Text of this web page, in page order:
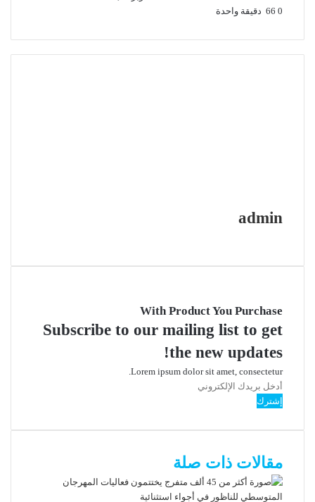
0
دقيقة واحدة
admin
With Product You Purchase
Subscribe to our mailing list to get
the new updates!
Lorem ipsum dolor sit amet, consectetur.
أدخل
بريدك
مقالات ذات صلة